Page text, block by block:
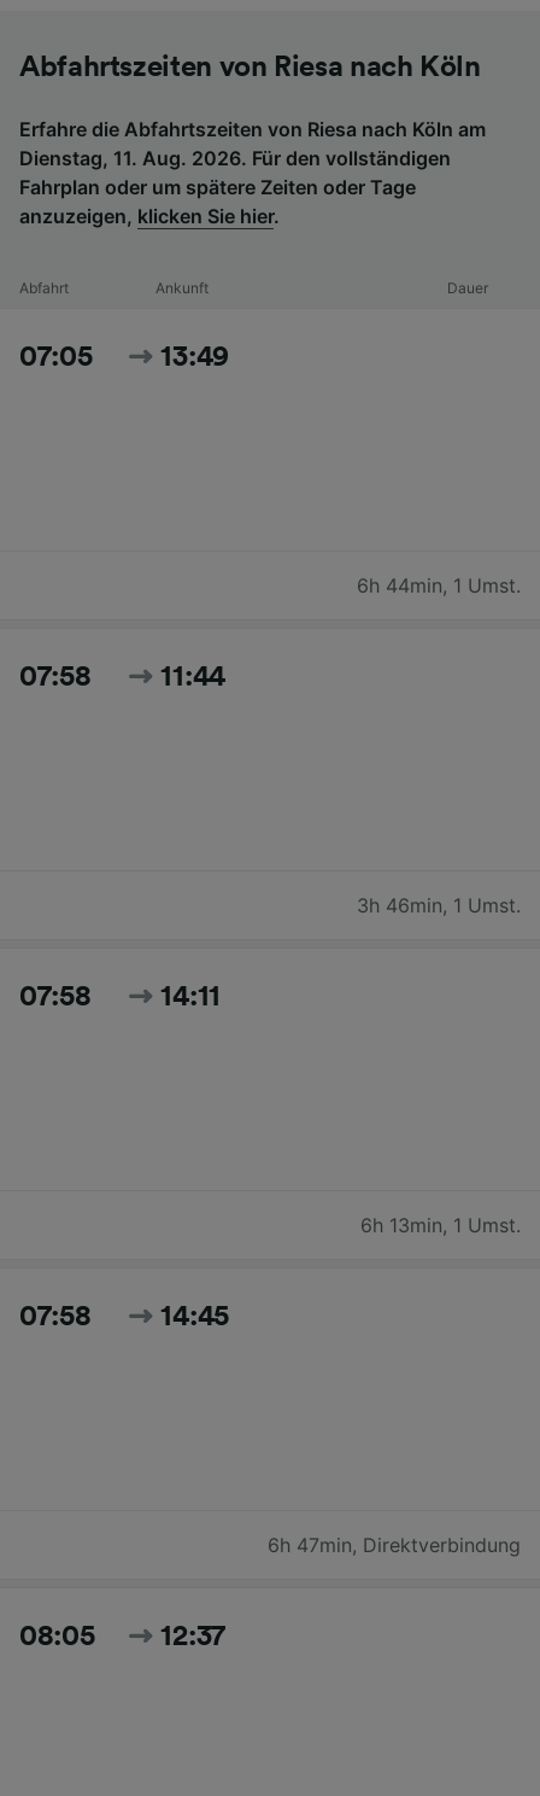
Abfahrtszeiten von Riesa nach Köln
Erfahre die Abfahrtszeiten von Riesa nach Köln am
Dienstag, 11. Aug. 2026. Für den vollständigen
Fahrplan oder um spätere Zeiten oder Tage
anzuzeigen, klicken Sie hier.
Abfahrt Ankunft Dauer
07:05 13:49
6h 44min, 1 Umst.
07:58 11:44
3h 46min, 1 Umst.
07:58 14:11
6h 13min, 1 Umst.
07:58 14:45
6h 47min, Direktverbindung
08:05 12:37